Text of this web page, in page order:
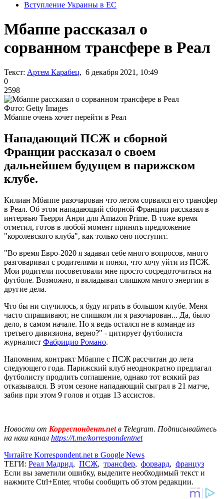
Вступление Украины в ЕС
Мбаппе рассказал о
сорванном трансфере в Реал
Текст: Артем Карабец, 6 декабря 2021, 10:49
0
2598
Фото: Getty Images
Мбаппе очень хочет перейти в Реал
Нападающий ПСЖ и сборной
Франции рассказал о своем
дальнейшем будущем в парижском
клубе.
Килиан Мбаппе разочарован что летом сорвался его трансфер
в Реал. Об этом нападающий сборной Франции рассказал в
интервью Тьерри Анри для Amazon Prime. В тоже время
отметил, готов в любой момент принять предложение
"королевского клуба", как только оно поступит.
"Во время Евро-2020 я задавал себе много вопросов, много
разговаривал с родителями и понял, что хочу уйти из ПСЖ.
Мои родители посоветовали мне просто сосредоточиться на
футболе. Возможно, я вкладывал слишком много энергии в
другие дела.
Что бы ни случилось, я буду играть в большом клубе. Меня
часто спрашивают, не слишком ли я разочарован... Да, было
дело, в самом начале. Но я ведь остался не в команде из
третьего дивизиона, верно?" - цитирует футболиста
журналист Фабрицио Романо.
Напомним, контракт Мбаппе с ПСЖ рассчитан до лета
следующего года. Парижский клуб неоднократно предлагал
футболисту продлить соглашение, однако тот всякий раз
отказывался. В этом сезоне нападающий сыграл в 21 матче,
забив при этом 9 голов и отдав 13 ассистов.
Новости от Корреспондент.netв Telegram. Подписывайтесь
на наш канал https://t.me/korrespondentnet
Читайте Korrespondent.net в Google News
ТЕГИ: Реал Мадрид, ПСЖ, трансфер, форвард, француз
Если вы заметили ошибку, выделите необходимый текст и
нажмите Ctrl+Enter, чтобы сообщить об этом редакции.